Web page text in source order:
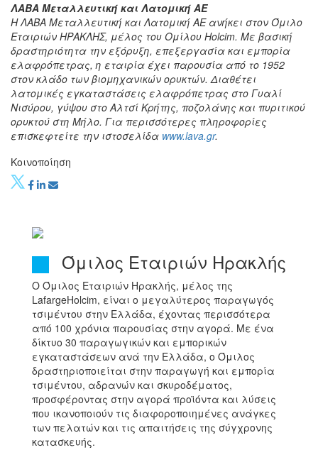
ΛΑΒΑ Μεταλλευτική και Λατομική ΑΕ
Η ΛΑΒΑ Μεταλλευτική και Λατομική ΑΕ ανήκει στον Όμιλο
Εταιριών ΗΡΑΚΛΗΣ, μέλος του Ομίλου Holcim. Με βασική
δραστηριότητα την εξόρυξη, επεξεργασία και εμπορία
ελαφρόπετρας, η εταιρία έχει παρουσία από το 1952
στον κλάδο των βιομηχανικών ορυκτών. Διαθέτει
λατομικές εγκαταστάσεις ελαφρόπετρας στο Γυαλί
Νισύρου, γύψου στο Αλτσί Κρήτης, ποζολάνης και πυριτικού
ορυκτού στη Μήλο. Για περισσότερες πληροφορίες
επισκεφτείτε την ιστοσελίδα www.lava.gr.
Κοινοποίηση
Όμιλος Εταιριών Ηρακλής
Ο Όμιλος Εταιριών Ηρακλής, μέλος της
LafargeHolcim, είναι ο μεγαλύτερος παραγωγός
τσιμέντου στην Ελλάδα, έχοντας περισσότερα
από 100 χρόνια παρουσίας στην αγορά. Με ένα
δίκτυο 30 παραγωγικών και εμπορικών
εγκαταστάσεων ανά την Ελλάδα, ο Όμιλος
δραστηριοποιείται στην παραγωγή και εμπορία
τσιμέντου, αδρανών και σκυροδέματος,
προσφέροντας στην αγορά προϊόντα και λύσεις
που ικανοποιούν τις διαφοροποιημένες ανάγκες
των πελατών και τις απαιτήσεις της σύγχρονης
κατασκευής.